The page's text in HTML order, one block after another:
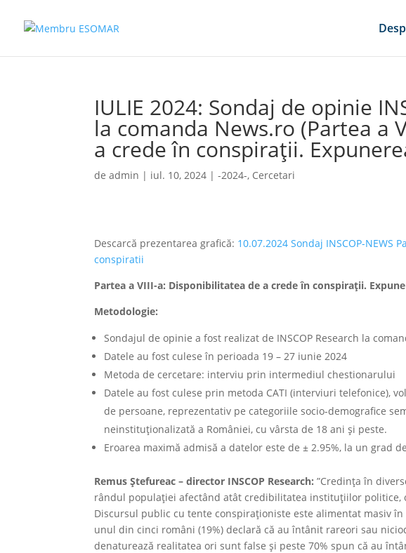
IULIE 2024: Sondaj de opinie
la comanda News.ro (Partea a
a crede în conspirații.
deadmin | iul. 10, 2024 |-2024-, Cercetari
Descarcă prezentarea grafică: 10.07.2024 Sondaj INSCOP-NEWS
conspiratii
Partea a VIII-a: Disponibilitatea de a crede în conspirații.
Metodologie:
Sondajul de opinie a fost realizat de INSCOP Research la
Datele au fost culese în perioada 19 – 27 iunie 2024
Metoda de cercetare: interviu prin intermediul chestionarului
Datele au fost culese prin metoda CATI (interviuri telefonice),
de persoane, reprezentativ pe categoriile socio-demografice
neinstituționalizată a României, cu vârsta de 18 ani și peste.
Eroarea maximă admisă a datelor este de ± 2.95%, la un grad
Remus Ștefureac – director INSCOP Research:”Credința în
rândul populației afectând atât credibilitatea instituțiilor politice,
Discursul public cu tente conspiraționiste este alimentat masiv
unul din cinci români (19%) declară că au întânit rareori sau
denaturează realitatea ori sunt false și peste 70% spun că au